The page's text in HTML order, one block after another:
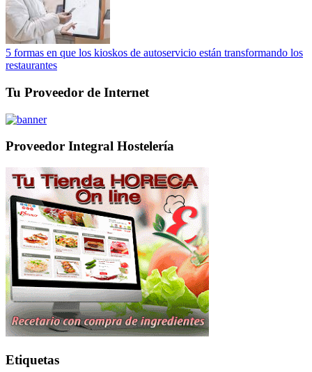
5 formas en que los kioskos de autoservicio están transformando los
restaurantes
Tu Proveedor de Internet
Proveedor Integral Hostelería
Etiquetas